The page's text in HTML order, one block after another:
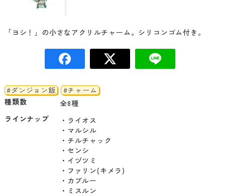
「ヨシ！」の小さなアクリルチャーム。シリコンゴム付き。
#ダンジョン飯
#チャーム
種類数
全8種
ラインナップ
・ライオス
・マルシル
・チルチャック
・センシ
・イヅツミ
・ファリン(キメラ)
・カブルー
・ミスルン